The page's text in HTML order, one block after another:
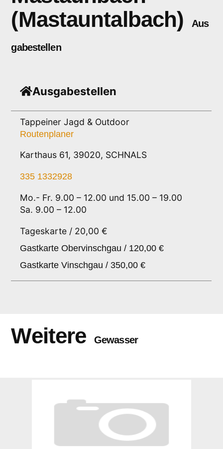
(Mastauntalbach)
Aus
gabestellen
Ausgabestellen
Tappeiner Jagd & Outdoor
Routenplaner
Karthaus 61, 39020, SCHNALS
335 1332928
Mo.- Fr. 9.00 – 12.00 und 15.00 – 19.00
Sa. 9.00 – 12.00
Tageskarte / 20,00 €
Gastkarte Obervinschgau / 120,00 €
Gastkarte Vinschgau / 350,00 €
Weitere Gewasser